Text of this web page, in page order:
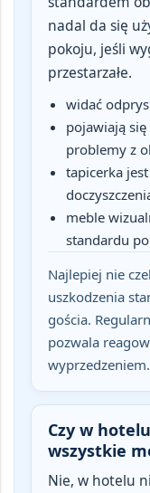
nadal da się
pokoju, jeśli
przestarzałe.
widać
pojawiają
problemy z
tapicerka
meble
standardu
Najlepiej nie
uszkodzenia
gościa.
pozwala
wyprzedzeniem.
Czy w
wszystkie
Nie, w hotelu